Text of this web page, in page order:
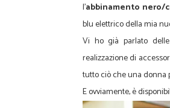
l'abbinamento nero/
blu elettrico della mia
Vi ho già parlato
realizzazione di
tutto ciò che una donna
E ovviamente, è